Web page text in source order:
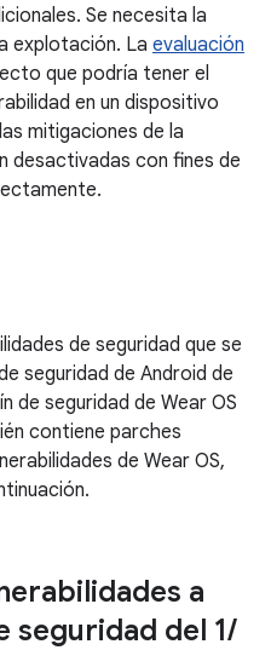
Se necesita la
explotación. La evaluación
que podría tener el
en un dispositivo
mitigaciones de la
desactivadas con fines de
de seguridad que se
seguridad de Android de
de seguridad de Wear OS
contiene parches
de Wear OS,
a
seguridad del 1/